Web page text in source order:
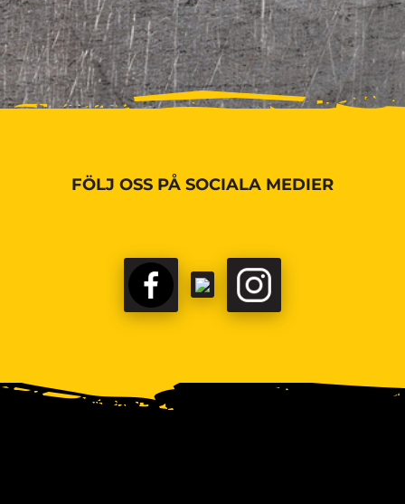
FÖLJ OSS PÅ SOCIALA MEDIER